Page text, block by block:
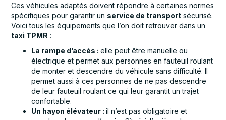
Ces véhicules adaptés doivent répondre à certaines normes
spécifiques pour garantir un service de transport sécurisé.
Voici tous les équipements que l’on doit retrouver dans un
taxi TPMR :
La rampe d’accès :elle peut être manuelle ou
électrique et permet aux personnes en fauteuil roulant
de monter et descendre du véhicule sans difficulté. Il
permet aussi à ces personnes de ne pas descendre
de leur fauteuil roulant ce qui leur garantit un trajet
confortable.
Un hayon élévateur :il n’est pas obligatoire et